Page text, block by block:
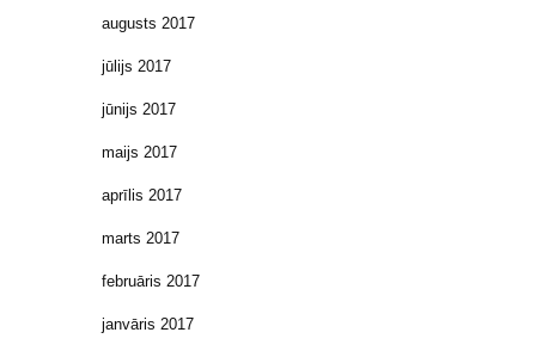
augusts 2017
jūlijs 2017
jūnijs 2017
maijs 2017
aprīlis 2017
marts 2017
februāris 2017
janvāris 2017